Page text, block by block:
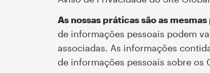
As nossas práticas são as
de informações pessoais podem
associadas. As informações
de informações pessoais sobre os